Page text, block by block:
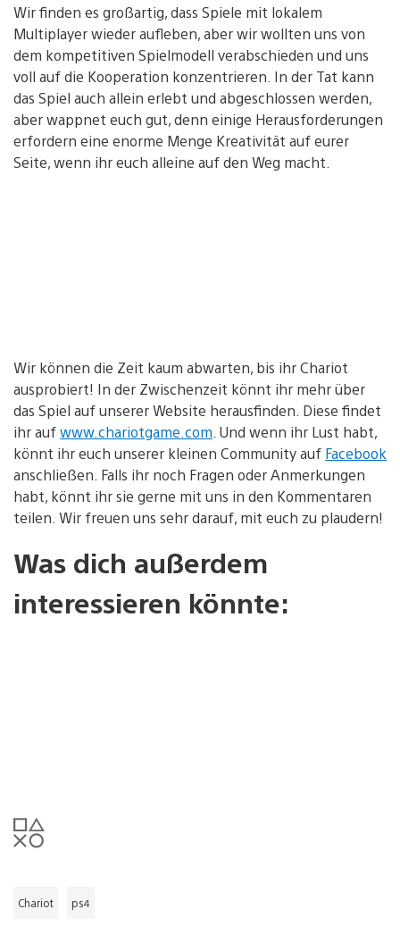
Wir finden es großartig, dass Spiele mit lokalem
Multiplayer wieder aufleben, aber wir wollten uns von
dem kompetitiven Spielmodell verabschieden und uns
voll auf die Kooperation konzentrieren. In der Tat kann
das Spiel auch allein erlebt und abgeschlossen werden,
aber wappnet euch gut, denn einige Herausforderungen
erfordern eine enorme Menge Kreativität auf eurer
Seite, wenn ihr euch alleine auf den Weg macht.
Wir können die Zeit kaum abwarten, bis ihr Chariot
ausprobiert! In der Zwischenzeit könnt ihr mehr über
das Spiel auf unserer Website herausfinden. Diese findet
ihr aufwww.chariotgame.com . Und wenn ihr Lust habt,
könnt ihr euch unserer kleinen Community auf Facebook
anschließen. Falls ihr noch Fragen oder Anmerkungen
habt, könnt ihr sie gerne mit uns in den Kommentaren
teilen. Wir freuen uns sehr darauf, mit euch zu plaudern!
Was dich außerdem
interessieren könnte:
Chariot ps4